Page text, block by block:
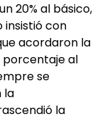
20% al básico,
insistió con
acordaron la
porcentaje al
se
la
la